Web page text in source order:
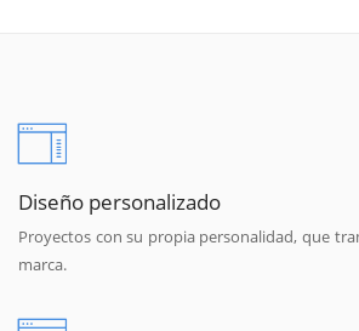
Diseño personalizado
Proyectos con su propia personalidad, que
marca.